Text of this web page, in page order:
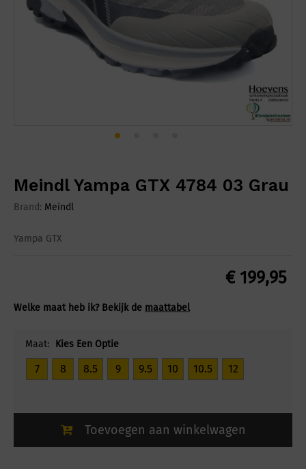
Meindl Yampa GTX 4784 03 Grau
Brand: Meindl
Yampa GTX
€199,95
Welke maat heb ik? Bekijk de maattabel
Maat: Kies Een Optie
7 8 8.5 9 9.5 10 10.5 12
Toevoegen aan winkelwagen